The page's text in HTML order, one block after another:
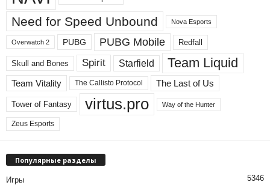
Need for Speed ​​Unbound Nova Esports
Overwatch 2 PUBG PUBG Mobile Redfall
Skull and Bones Spirit Starfield Team Liquid
Team Vitality The Callisto Protocol The Last of Us
Tower of Fantasy virtus.pro Way of the Hunter
Zeus Esports
Популярные разделы
Игры 5346